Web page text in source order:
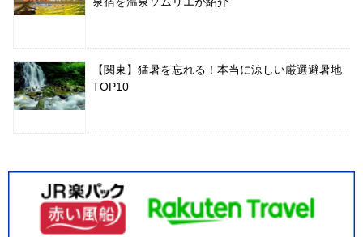
【関東】猛暑を忘れる！本当に涼しい厳選避暑地
TOP10